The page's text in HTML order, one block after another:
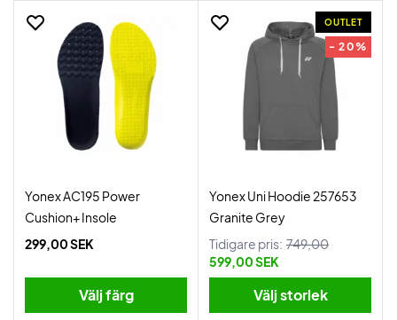
Yonex AC195 Power
Cushion+ Insole
299,00 SEK
Välj färg
OUTLET
- 20%
Yonex Uni Hoodie 257653
Granite Grey
Tidigare pris: 749,00
599,00 SEK
Välj storlek